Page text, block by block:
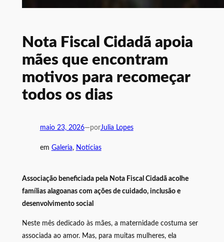
Nota Fiscal Cidadã apoia
mães que encontram
motivos para recomeçar
todos os dias
maio 23, 2026—porJulia Lopes
em Galeria, Notícias
Associação beneficiada pela Nota Fiscal Cidadã acolhe
famílias alagoanas com ações de cuidado, inclusão e
desenvolvimento social
Neste mês dedicado às mães, a maternidade costuma ser
associada ao amor. Mas, para muitas mulheres, ela